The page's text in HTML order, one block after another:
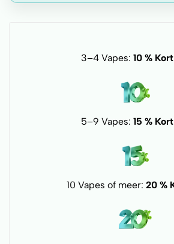
3–4 Vapes: 10 %
5–9 Vapes: 15 %
10 Vapes of meer: 20 %